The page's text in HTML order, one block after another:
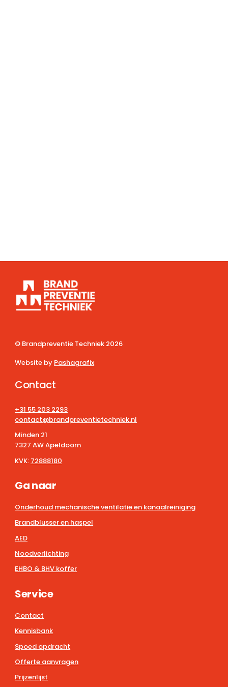
© Brandpreventie Techniek 2026
Website by Pashagrafix
Contact
+31 55 203 2293
contact@brandpreventietechniek.nl
Minden 21
7327 AW Apeldoorn
KVK: 72888180
Ga naar
Onderhoud mechanische ventilatie en kanaalreiniging
Brandblusser en haspel
AED
Noodverlichting
EHBO & BHV koffer
Service
Contact
Kennisbank
Spoed opdracht
Offerte aanvragen
Prijzenlijst